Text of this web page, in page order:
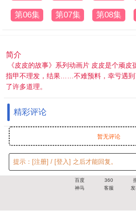
第06集 第07集 第08集
简介
《皮皮的故事》系列动画片 皮皮是个顽皮
指甲不理发，结果……不难预料，幸亏遇到
了许多道理。
精彩评论
暂无评论
提示： [注册] / [登入] 之后才能回复。
百度 360
神马
客服